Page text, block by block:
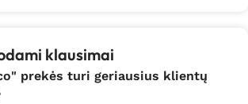
klausimai
prekės turi geriausius klientų